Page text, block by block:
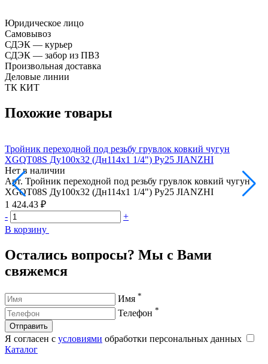
Юридическое лицо
Самовывоз
СДЭК — курьер
СДЭК — забор из ПВЗ
Произвольная доставка
Деловые линии
ТК КИТ
Похожие товары
Тройник переходной под резьбу грувлок ковкий чугун
XGQT08S Ду100х32 (Дн114х1 1/4") Ру25 JIANZHI
Нет в наличии
Арт. Тройник переходной под резьбу грувлок ковкий чугун
XGQT08S Ду100х32 (Дн114х1 1/4") Ру25 JIANZHI
1 424.43 ₽
-
+
В корзину
Остались вопросы? Мы с Вами
свяжемся
Имя *
Телефон *
Отправить
Я согласен с условиями обработки персональных данных
Каталог